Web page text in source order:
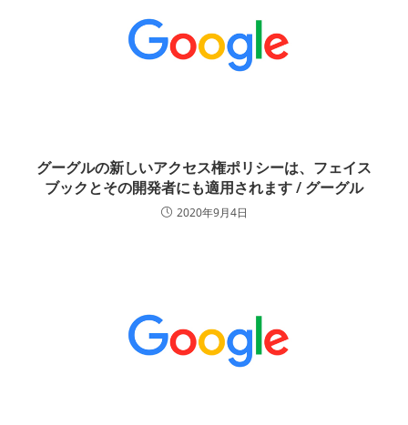
グーグルの新しいアクセス権ポリシーは、フェイス
ブックとその開発者にも適用されます / グーグル
2020年9月4日